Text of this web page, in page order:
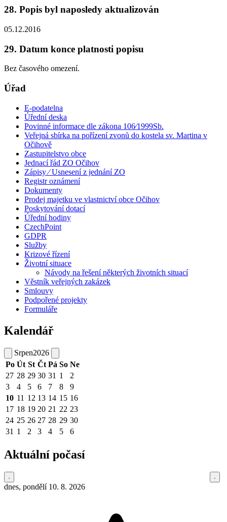
28. Popis byl naposledy aktualizován
05.12.2016
29. Datum konce platnosti popisu
Bez časového omezení.
Úřad
E-podatelna
Úřední deska
Povinné informace dle zákona 106⁄1999Sb.
Veřejná sbírka na pořízení zvonů do kostela sv. Martina v
Očihově
Zastupitelstvo obce
Jednací řád ZO Očihov
Zápisy ⁄ Usnesení z jednání ZO
Registr oznámení
Dokumenty
Prodej majetku ve vlastnictví obce Očihov
Poskytování dotací
Úřední hodiny
CzechPoint
GDPR
Služby
Krizové řízení
Životní situace
Návody na řešení některých životních situací
Věstník veřejných zakázek
Smlouvy
Podpořené projekty
Formuláře
Kalendář
Srpen2026
Po Út St Čt Pá So Ne
27 28 29 30 31 1
2
3
4 5 6 7 8
9
10 11 12 13 14 15 16
17 18 19 20 21 22 23
24 25 26 27 28 29 30
31 1 2 3 4 5 6
Aktuální počasí
dnes, pondělí 10. 8. 2026